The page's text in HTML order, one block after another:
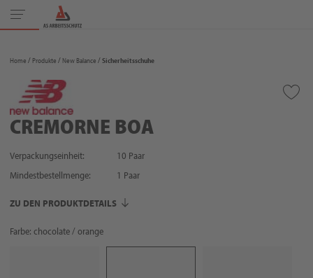
Toggle
navigation
Home Produkte New Balance Sicherheitsschuhe
CREMORNE BOA
Verpackungseinheit:
10 Paar
Mindestbestellmenge:
1 Paar
ZU DEN PRODUKTDETAILS
Farbe: chocolate / orange